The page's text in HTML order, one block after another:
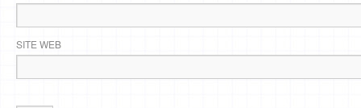
SITE WEB